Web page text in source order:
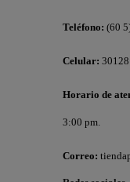
Teléfono: (60
Celular:
Horario de
3:00 pm.
Correo: